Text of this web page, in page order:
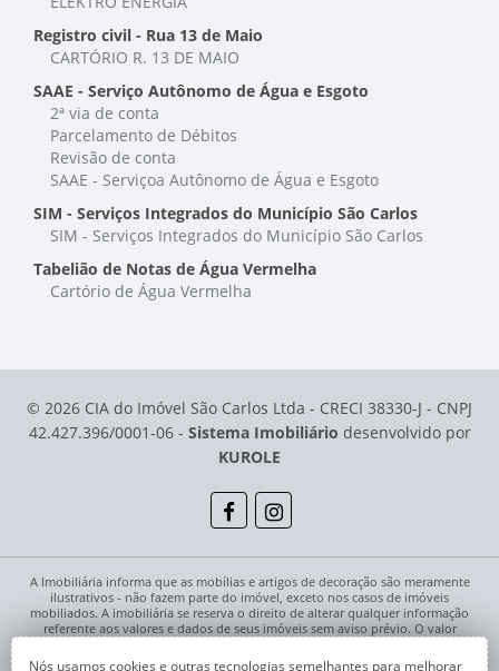
Nós usamos cookies e outras tecnologias semelhantes para melhorar
Registro civil - Rua 13 de Maio
CARTÓRIO R. 13 DE MAIO
SAAE - Serviço Autônomo de Água e Esgoto
2ª via de conta
Parcelamento de Débitos
Revisão de conta
SAAE - Serviçoa Autônomo de Água e Esgoto
SIM - Serviços Integrados do Município São Carlos
SIM - Serviços Integrados do Município São Carlos
Tabelião de Notas de Água Vermelha
Cartório de Água Vermelha
© 2026 CIA do Imóvel São Carlos Ltda - CRECI 38330-J - CNPJ
42.427.396/0001-06 - Sistema Imobiliário desenvolvido por
KUROLE
A Imobiliária informa que as mobílias e artigos de decoração são meramente
ilustrativos - não fazem parte do imóvel, exceto nos casos de imóveis
mobiliados. A imobiliária se reserva o direito de alterar qualquer informação
referente aos valores e dados de seus imóveis sem aviso prévio. O valor
passível de alteração no decorrer da locação. Pode ocorrer de algum imóvel